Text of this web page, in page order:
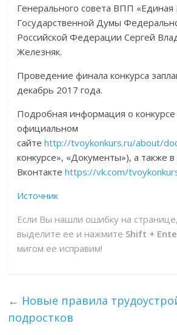
Генерального совета ВПП «Единая
Государственной Думы
Российской Федерации Сергей
Железняк.
Проведение финала конкурса
декабрь 2017 года.
Подробная информация о
официальном
сайтеhttp://tvoykonkurs.ru/about/
конкурсе», «Документы»), а также в
Вконтактеhttps://vk.com/
Источник
Если Вы нашли ошибку на
выделите ее и нажмите Shift +
мигом ее исправим!
← Новые правила
подростков